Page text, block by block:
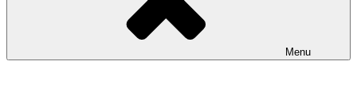
Menu